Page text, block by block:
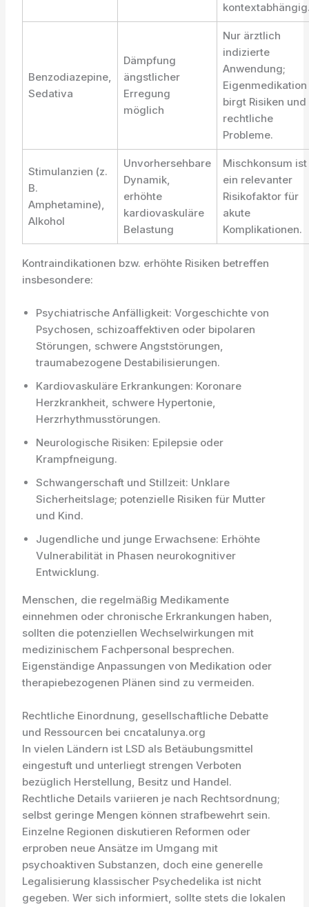
Benzodiazepine,
Sedativa
Dämpfung
ängstlicher
Erregung
möglich
Nur ärztlich
indizierte
Anwendung;
Eigenmedikation
birgt Risiken und
rechtliche
Probleme.
Stimulanzien (z.
B.
Amphetamine),
Alkohol
Unvorhersehbare
Dynamik,
erhöhte
kardiovaskuläre
Belastung
Mischkonsum ist
ein relevanter
Risikofaktor für
akute
Komplikationen.
Kontraindikationen bzw. erhöhte Risiken betreffen
insbesondere:
Psychiatrische Anfälligkeit: Vorgeschichte von
Psychosen, schizoaffektiven oder bipolaren
Störungen, schwere Angststörungen,
traumabezogene Destabilisierungen.
Kardiovaskuläre Erkrankungen: Koronare
Herzkrankheit, schwere Hypertonie,
Herzrhythmusstörungen.
Neurologische Risiken: Epilepsie oder
Krampfneigung.
Schwangerschaft und Stillzeit: Unklare
Sicherheitslage; potenzielle Risiken für Mutter
und Kind.
Jugendliche und junge Erwachsene: Erhöhte
Vulnerabilität in Phasen neurokognitiver
Entwicklung.
Menschen, die regelmäßig Medikamente
einnehmen oder chronische Erkrankungen haben,
sollten die potenziellen Wechselwirkungen mit
medizinischem Fachpersonal besprechen.
Eigenständige Anpassungen von Medikation oder
therapiebezogenen Plänen sind zu vermeiden.
Rechtliche Einordnung, gesellschaftliche Debatte
und Ressourcen bei cncatalunya.org
In vielen Ländern ist LSD als Betäubungsmittel
eingestuft und unterliegt strengen Verboten
bezüglich Herstellung, Besitz und Handel.
Rechtliche Details variieren je nach Rechtsordnung;
selbst geringe Mengen können strafbewehrt sein.
Einzelne Regionen diskutieren Reformen oder
erproben neue Ansätze im Umgang mit
psychoaktiven Substanzen, doch eine generelle
Legalisierung klassischer Psychedelika ist nicht
gegeben. Wer sich informiert, sollte stets die lokalen